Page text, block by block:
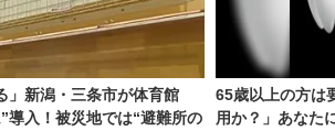
」新潟・三条市が体育館
導入！被災地では“避難所の
65歳以上の方は
用か？」あなた